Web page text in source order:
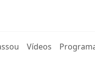
Vídeos